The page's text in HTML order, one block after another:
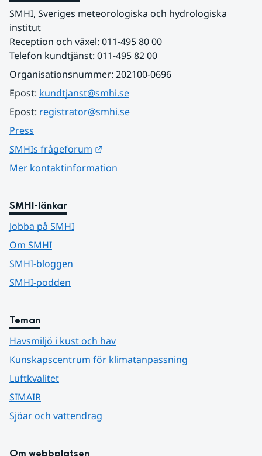
SMHI, Sveriges meteorologiska och hydrologiska
institut
Reception och växel: 011-495 80 00
Telefon kundtjänst: 011-495 82 00
Organisationsnummer: 202100-0696
Epost: kundtjanst@smhi.se
Epost: registrator@smhi.se
Press
SMHIs frågeforum
Mer kontaktinformation
SMHI-länkar
Jobba på SMHI
Om SMHI
SMHI-bloggen
SMHI-podden
Teman
Havsmiljö i kust och hav
Kunskapscentrum för klimatanpassning
Luftkvalitet
SIMAIR
Sjöar och vattendrag